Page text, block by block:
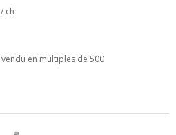
/ ch
vendu en multiples de 500